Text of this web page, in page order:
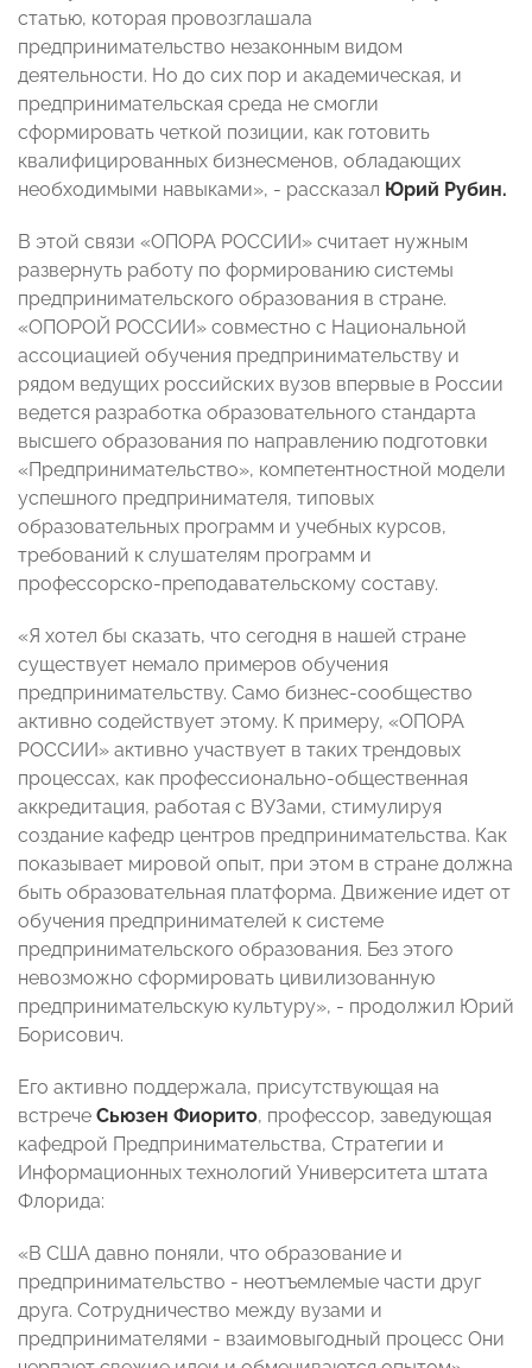
статью, которая провозглашала
предпринимательство незаконным видом
деятельности. Но до сих пор и академическая, и
предпринимательская среда не смогли
сформировать четкой позиции, как готовить
квалифицированных бизнесменов, обладающих
необходимыми навыками», - рассказал Юрий Рубин.
В этой связи «ОПОРА РОССИИ» считает нужным
развернуть работу по формированию системы
предпринимательского образования в стране.
«ОПОРОЙ РОССИИ» совместно с Национальной
ассоциацией обучения предпринимательству и
рядом ведущих российских вузов впервые в России
ведется разработка образовательного стандарта
высшего образования по направлению подготовки
«Предпринимательство», компетентностной модели
успешного предпринимателя, типовых
образовательных программ и учебных курсов,
требований к слушателям программ и
профессорско-преподавательскому составу.
«Я хотел бы сказать, что сегодня в нашей стране
существует немало примеров обучения
предпринимательству. Само бизнес-сообщество
активно содействует этому. К примеру, «ОПОРА
РОССИИ» активно участвует в таких трендовых
процессах, как профессионально-общественная
аккредитация, работая с ВУЗами, стимулируя
создание кафедр центров предпринимательства. Как
показывает мировой опыт, при этом в стране должна
быть образовательная платформа. Движение идет от
обучения предпринимателей к системе
предпринимательского образования. Без этого
невозможно сформировать цивилизованную
предпринимательскую культуру», - продолжил Юрий
Борисович.
Его активно поддержала, присутствующая на
встрече Сьюзен Фиорито, профессор, заведующая
кафедрой Предпринимательства, Стратегии и
Информационных технологий Университета штата
Флорида:
«В США давно поняли, что образование и
предпринимательство - неотъемлемые части друг
друга. Сотрудничество между вузами и
предпринимателями - взаимовыгодный процесс Они